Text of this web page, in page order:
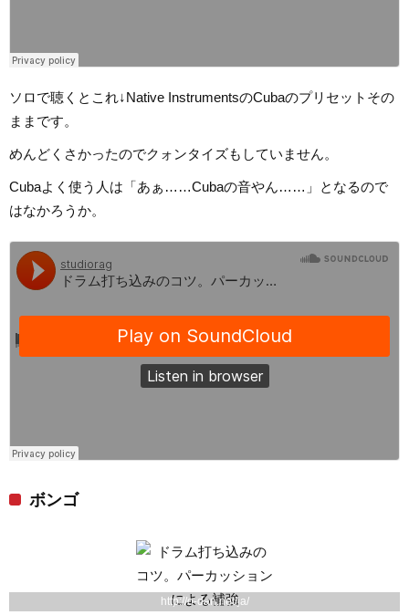
ソロで聴くとこれ↓Native InstrumentsのCubaのプリセットその
ままです。
めんどくさかったのでクォンタイズもしていません。
Cubaよく使う人は「あぁ……Cubaの音やん……」となるので
はなかろうか。
ボンゴ
http://o-dan.net/ja/